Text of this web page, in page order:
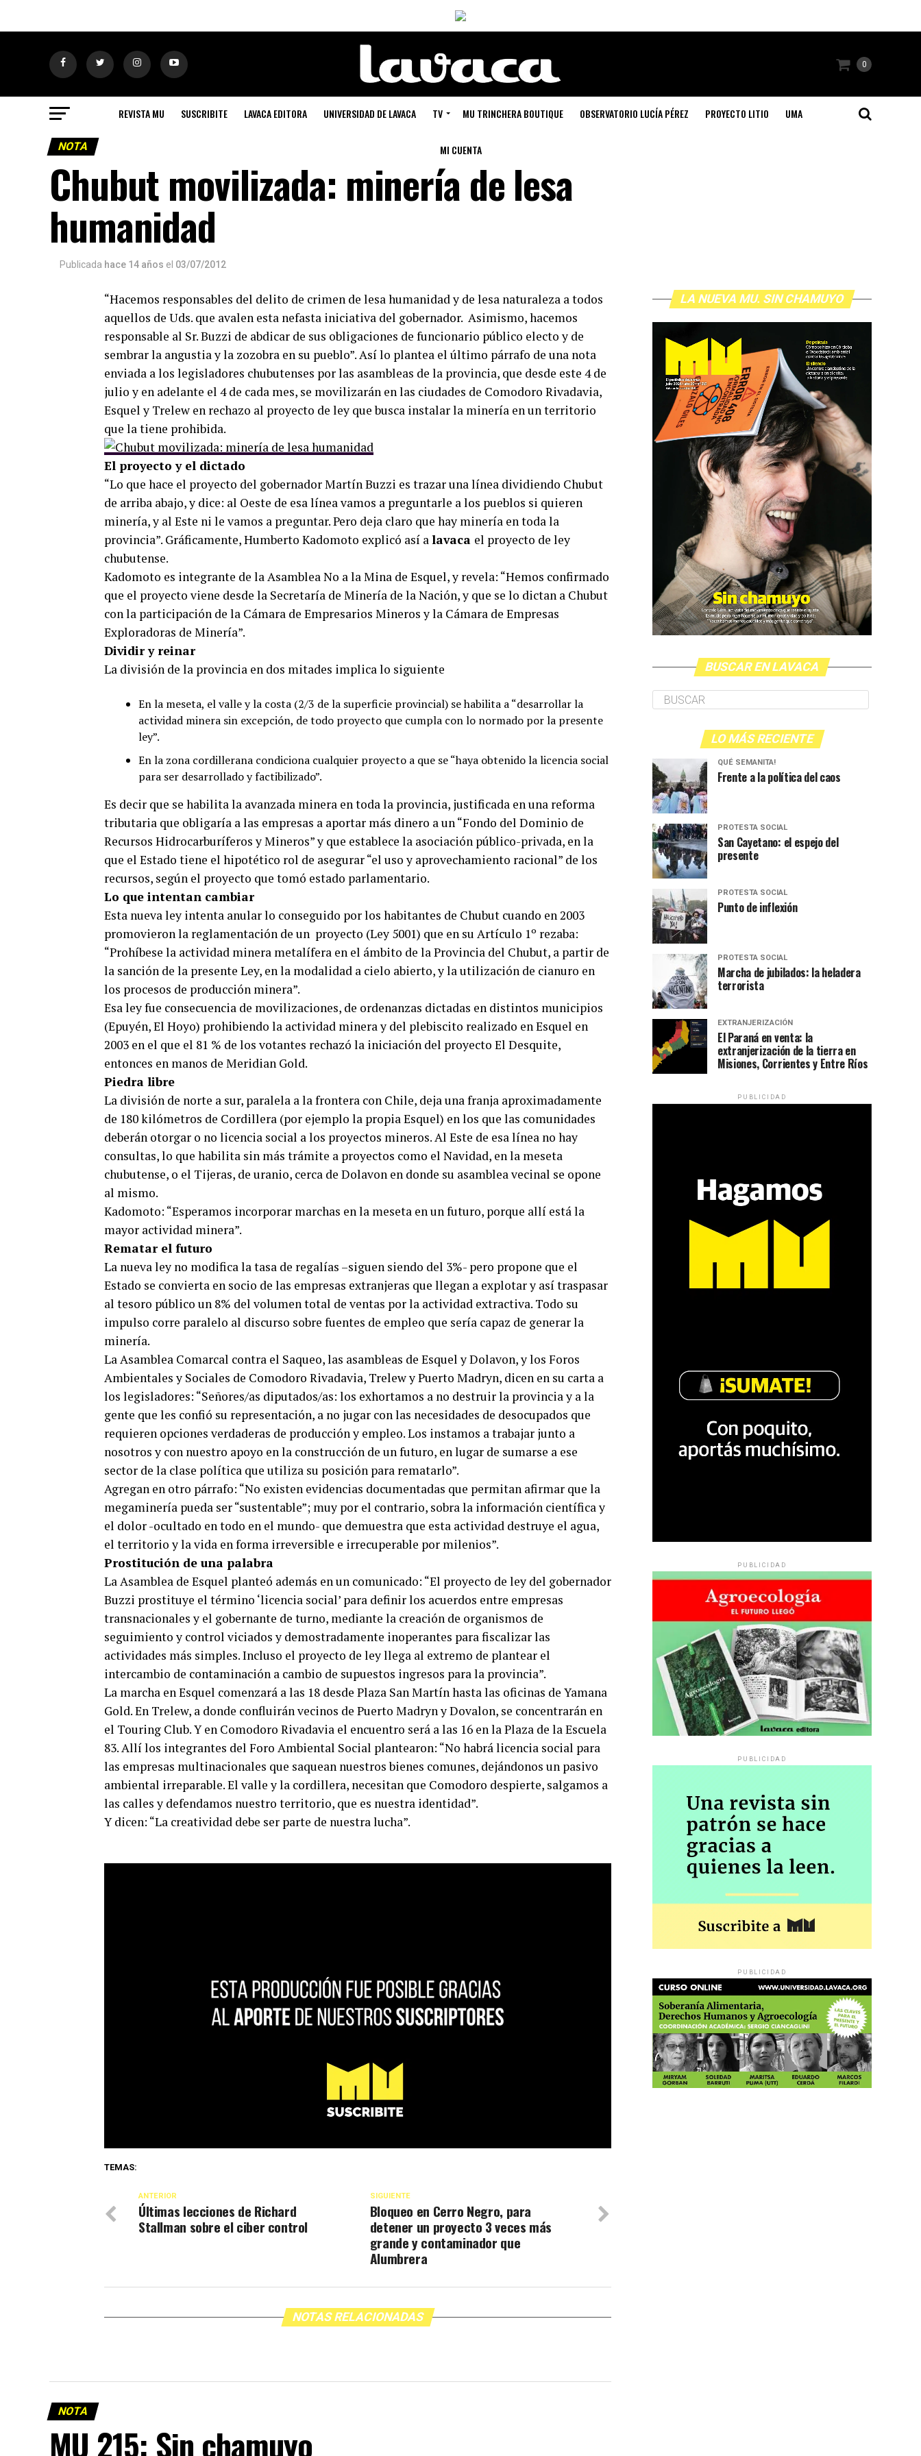
0
REVISTA MU SUSCRIBITE LAVACA EDITORA UNIVERSIDAD DE LAVACA TV MU TRINCHERA BOUTIQUE OBSERVATORIO LUCÍA PÉREZ PROYECTO LITIO UMA
MI CUENTA
NOTA
Chubut movilizada: minería de lesa
humanidad
Publicada hace 14 años el 03/07/2012
“Hacemos responsables del delito de crimen de lesa humanidad y de lesa naturaleza a todos
aquellos de Uds. que avalen esta nefasta iniciativa del gobernador. Asimismo, hacemos
responsable al Sr. Buzzi de abdicar de sus obligaciones de funcionario público electo y de
sembrar la angustia y la zozobra en su pueblo”. Así lo plantea el último párrafo de una nota
enviada a los legisladores chubutenses por las asambleas de la provincia, que desde este 4 de
julio y en adelante el 4 de cada mes, se movilizarán en las ciudades de Comodoro Rivadavia,
Esquel y Trelew en rechazo al proyecto de ley que busca instalar la minería en un territorio
que la tiene prohibida.
El proyecto y el dictado
“Lo que hace el proyecto del gobernador Martín Buzzi es trazar una línea dividiendo Chubut
de arriba abajo, y dice: al Oeste de esa línea vamos a preguntarle a los pueblos si quieren
minería, y al Este ni le vamos a preguntar. Pero deja claro que hay minería en toda la
provincia”. Gráficamente, Humberto Kadomoto explicó así alavaca el proyecto de ley
chubutense.
Kadomoto es integrante de la Asamblea No a la Mina de Esquel, y revela: “Hemos confirmado
que el proyecto viene desde la Secretaría de Minería de la Nación, y que se lo dictan a Chubut
con la participación de la Cámara de Empresarios Mineros y la Cámara de Empresas
Exploradoras de Minería”.
Dividir y reinar
La división de la provincia en dos mitades implica lo siguiente
En la meseta, el valle y la costa (2/3 de la superficie provincial) se habilita a “desarrollar la
actividad minera sin excepción, de todo proyecto que cumpla con lo normado por la presente
ley”.
En la zona cordillerana condiciona cualquier proyecto a que se “haya obtenido la licencia social
para ser desarrollado y factibilizado”.
Es decir que se habilita la avanzada minera en toda la provincia, justificada en una reforma
tributaria que obligaría a las empresas a aportar más dinero a un “Fondo del Dominio de
Recursos Hidrocarburíferos y Mineros” y que establece la asociación público-privada, en la
que el Estado tiene el hipotético rol de asegurar “el uso y aprovechamiento racional” de los
recursos, según el proyecto que tomó estado parlamentario.
Lo que intentan cambiar
Esta nueva ley intenta anular lo conseguido por los habitantes de Chubut cuando en 2003
promovieron la reglamentación de un proyecto (Ley 5001) que en su Artículo 1º rezaba:
“Prohíbese la actividad minera metalífera en el ámbito de la Provincia del Chubut, a partir de
la sanción de la presente Ley, en la modalidad a cielo abierto, y la utilización de cianuro en
los procesos de producción minera”.
Esa ley fue consecuencia de movilizaciones, de ordenanzas dictadas en distintos municipios
(Epuyén, El Hoyo) prohibiendo la actividad minera y del plebiscito realizado en Esquel en
2003 en el que el 81 % de los votantes rechazó la iniciación del proyecto El Desquite,
entonces en manos de Meridian Gold.
Piedra libre
La división de norte a sur, paralela a la frontera con Chile, deja una franja aproximadamente
de 180 kilómetros de Cordillera (por ejemplo la propia Esquel) en los que las comunidades
deberán otorgar o no licencia social a los proyectos mineros. Al Este de esa línea no hay
consultas, lo que habilita sin más trámite a proyectos como el Navidad, en la meseta
chubutense, o el Tijeras, de uranio, cerca de Dolavon en donde su asamblea vecinal se opone
al mismo.
Kadomoto: “Esperamos incorporar marchas en la meseta en un futuro, porque allí está la
mayor actividad minera”.
Rematar el futuro
La nueva ley no modifica la tasa de regalías –siguen siendo del 3%- pero propone que el
Estado se convierta en socio de las empresas extranjeras que llegan a explotar y así traspasar
al tesoro público un 8% del volumen total de ventas por la actividad extractiva. Todo su
impulso corre paralelo al discurso sobre fuentes de empleo que sería capaz de generar la
minería.
La Asamblea Comarcal contra el Saqueo, las asambleas de Esquel y Dolavon, y los Foros
Ambientales y Sociales de Comodoro Rivadavia, Trelew y Puerto Madryn, dicen en su carta a
los legisladores: “Señores/as diputados/as: los exhortamos a no destruir la provincia y a la
gente que les confió su representación, a no jugar con las necesidades de desocupados que
requieren opciones verdaderas de producción y empleo. Los instamos a trabajar junto a
nosotros y con nuestro apoyo en la construcción de un futuro, en lugar de sumarse a ese
sector de la clase política que utiliza su posición para rematarlo”.
Agregan en otro párrafo: “No existen evidencias documentadas que permitan afirmar que la
megaminería pueda ser “sustentable”; muy por el contrario, sobra la información científica y
el dolor -ocultado en todo en el mundo- que demuestra que esta actividad destruye el agua,
el territorio y la vida en forma irreversible e irrecuperable por milenios”.
Prostitución de una palabra
La Asamblea de Esquel planteó además en un comunicado: “El proyecto de ley del gobernador
Buzzi prostituye el término ‘licencia social’ para definir los acuerdos entre empresas
transnacionales y el gobernante de turno, mediante la creación de organismos de
seguimiento y control viciados y demostradamente inoperantes para fiscalizar las
actividades más simples. Incluso el proyecto de ley llega al extremo de plantear el
intercambio de contaminación a cambio de supuestos ingresos para la provincia”.
La marcha en Esquel comenzará a las 18 desde Plaza San Martín hasta las oficinas de Yamana
Gold. En Trelew, a donde confluirán vecinos de Puerto Madryn y Dovalon, se concentrarán en
el Touring Club. Y en Comodoro Rivadavia el encuentro será a las 16 en la Plaza de la Escuela
83. Allí los integrantes del Foro Ambiental Social plantearon: “No habrá licencia social para
las empresas multinacionales que saquean nuestros bienes comunes, dejándonos un pasivo
ambiental irreparable. El valle y la cordillera, necesitan que Comodoro despierte, salgamos a
las calles y defendamos nuestro territorio, que es nuestra identidad”.
Y dicen: “La creatividad debe ser parte de nuestra lucha”.
TEMAS:
SIGUIENTE
Bloqueo en Cerro Negro, para
detener un proyecto 3 veces más
grande y contaminador que
Alumbrera
ANTERIOR
Últimas lecciones de Richard
Stallman sobre el ciber control
NOTAS RELACIONADAS
NOTA
MU 215: Sin chamuyo
LA NUEVA MU. SIN CHAMUYO
BUSCAR EN LAVACA
LO MÁS RECIENTE
QUÉ SEMANITA!
Frente a la política del caos
PROTESTA SOCIAL
San Cayetano: el espejo del
presente
PROTESTA SOCIAL
Punto de inflexión
PROTESTA SOCIAL
Marcha de jubilados: la heladera
terrorista
EXTRANJERIZACIÓN
El Paraná en venta: la
extranjerización de la tierra en
Misiones, Corrientes y Entre Ríos
PUBLICIDAD
PUBLICIDAD
PUBLICIDAD
PUBLICIDAD